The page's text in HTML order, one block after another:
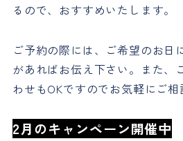
るので、おすすめいたします。
ご予約の際には、ご希望のお日
があればお伝え下さい。また、
わせもOKですのでお気軽にご相
2月のキャンペーン開催中